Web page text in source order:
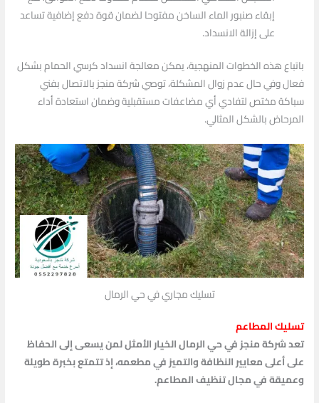
إبقاء صنبور الماء الساخن مفتوحا لضمان قوة دفع إضافية تساعد
على إزالة الانسداد.
باتباع هذه الخطوات المنهجية، يمكن معالجة انسداد كرسي الحمام بشكل
فعال وفي حال عدم زوال المشكلة، توصي شركة منجز بالاتصال بفني
سباكة مختص لتفادي أي مضاعفات مستقبلية وضمان استعادة أداء
المرحاض بالشكل المثالي.
تسليك مجاري في حي الرمال
تسليك المطاعم
تعد شركة منجز في حي الرمال الخيار الأمثل لمن يسعى إلى الحفاظ
على أعلى معايير النظافة والتميز في مطعمه، إذ تتمتع بخبرة طويلة
وعميقة في مجال تنظيف المطاعم.